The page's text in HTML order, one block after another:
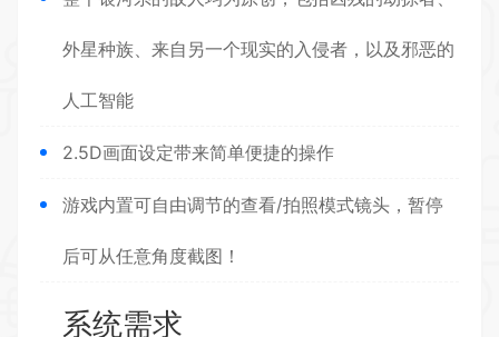
外星种族、来自另一个现实的入侵者，以及邪恶的
人工智能
2.5D画面设定带来简单便捷的操作
游戏内置可自由调节的查看/拍照模式镜头，暂停
后可从任意角度截图！
系统需求